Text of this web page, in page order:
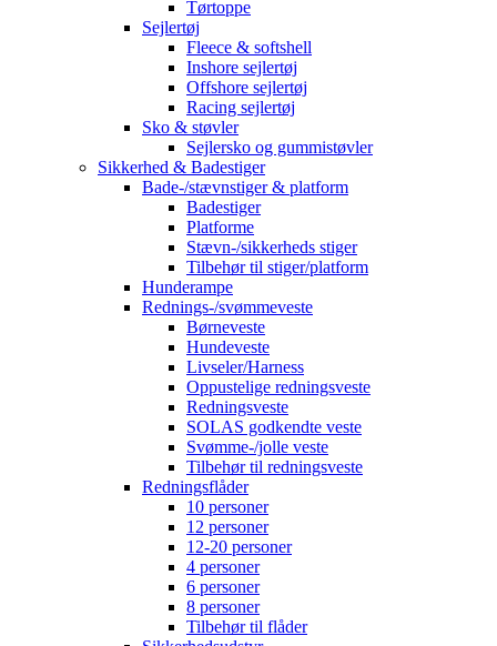
Tørtoppe
Sejlertøj
Fleece & softshell
Inshore sejlertøj
Offshore sejlertøj
Racing sejlertøj
Sko & støvler
Sejlersko og gummistøvler
Sikkerhed & Badestiger
Bade-/stævnstiger & platform
Badestiger
Platforme
Stævn-/sikkerheds stiger
Tilbehør til stiger/platform
Hunderampe
Rednings-/svømmeveste
Børneveste
Hundeveste
Livseler/Harness
Oppustelige redningsveste
Redningsveste
SOLAS godkendte veste
Svømme-/jolle veste
Tilbehør til redningsveste
Redningsflåder
10 personer
12 personer
12-20 personer
4 personer
6 personer
8 personer
Tilbehør til flåder